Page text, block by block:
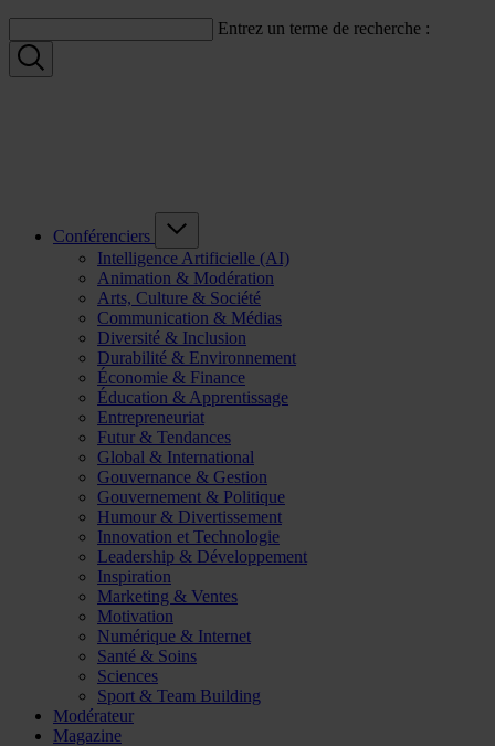
Entrez un terme de recherche :
Conférenciers
Intelligence Artificielle (AI)
Animation & Modération
Arts, Culture & Société
Communication & Médias
Diversité & Inclusion
Durabilité & Environnement
Économie & Finance
Éducation & Apprentissage
Entrepreneuriat
Futur & Tendances
Global & International
Gouvernance & Gestion
Gouvernement & Politique
Humour & Divertissement
Innovation et Technologie
Leadership & Développement
Inspiration
Marketing & Ventes
Motivation
Numérique & Internet
Santé & Soins
Sciences
Sport & Team Building
Modérateur
Magazine